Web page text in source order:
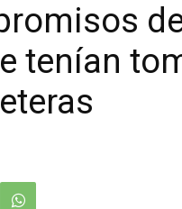
tenían